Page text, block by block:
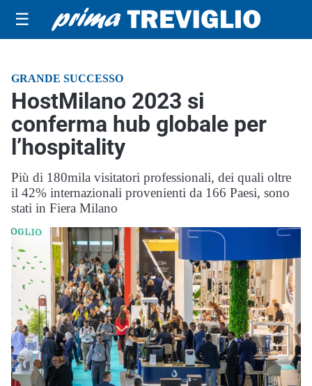
☰
GRANDE SUCCESSO
HostMilano 2023 si
conferma hub globale per
l’hospitality
Più di 180mila visitatori professionali, dei quali oltre
il 42% internazionali provenienti da 166 Paesi, sono
stati in Fiera Milano